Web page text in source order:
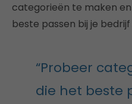
categorieën te maken
beste passen bij je
“Probeer
die het beste